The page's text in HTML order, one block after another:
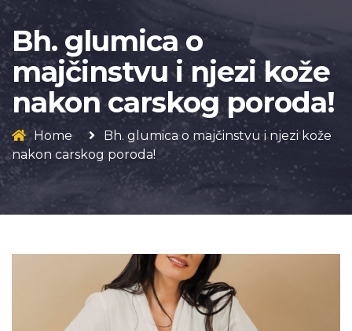
Bh. glumica o
majčinstvu i njezi kože
nakon carskog poroda!
Home
Bh. glumica o majčinstvu i njezi kože
nakon carskog poroda!